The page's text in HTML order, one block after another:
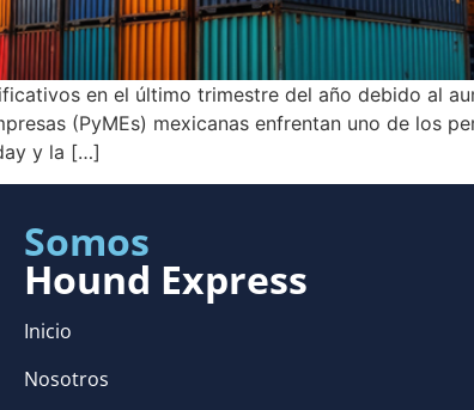
en el último trimestre del año debido al
(PyMEs) mexicanas enfrentan uno de los
y la […]
Somos
Hound Express
Inicio
Nosotros